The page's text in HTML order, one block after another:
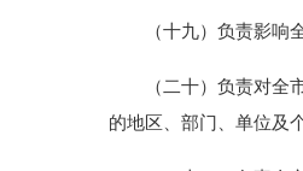
（十九）负责影响全
（二十）负责对全市
的地区、部门、单位及